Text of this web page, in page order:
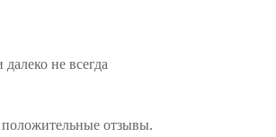
не всегда
отзывы.